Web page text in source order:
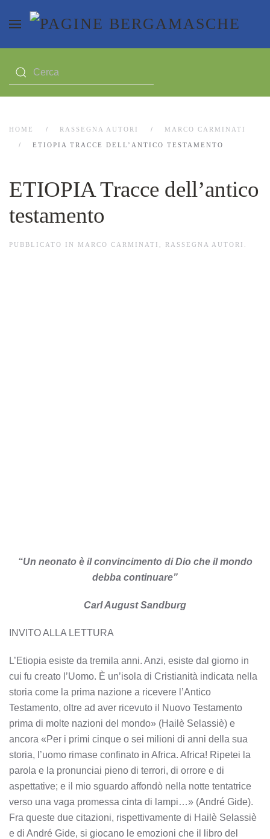
HOME RASSEGNA AUTORI MARCO CARMINATI
ETIOPIA TRACCE DELL’ANTICO TESTAMENTO
ETIOPIA Tracce dell’antico
testamento
PUBBLICATO IN MARCO CARMINATI RASSEGNA AUTORI
“Un neonato è il convincimento di Dio che il mondo
debba continuare”
Carl August Sandburg
INVITO ALLA LETTURA
L’Etiopia esiste da tremila anni. Anzi, esiste dal giorno in
cui fu creato l’Uomo. È un’isola di Cristianità indicata nella
storia come la prima nazione a ricevere l’Antico
Testamento, oltre ad aver ricevuto il Nuovo Testamento
prima di molte nazioni del mondo» (Hailè Selassiè) e
ancora «Per i primi cinque o sei milioni di anni della sua
storia, l’uomo rimase confinato in Africa. Africa! Ripetei la
parola e la pronunciai pieno di terrori, di orrore e di
aspettative; e il mio sguardo affondò nella notte tentatrice
verso una vaga promessa cinta di lampi…» (André Gide).
Fra queste due citazioni, rispettivamente di Hailè Selassiè
e di André Gide, si giocano le emozioni che il libro del